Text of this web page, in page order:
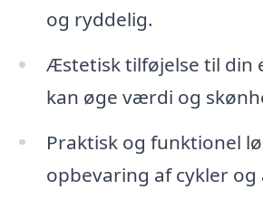
og ryddelig.
Æstetisk tilføjelse til din
kan øge værdi og
Praktisk og funktionel
opbevaring af cykler og